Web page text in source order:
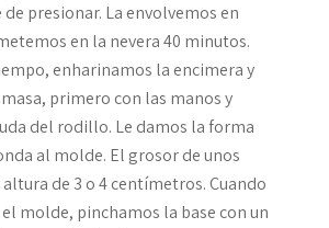
de presionar. La envolvemos en
en la nevera 40 minutos.
enharinamos la encimera y
primero con las manos y
del rodillo. Le damos la forma
al molde. El grosor de unos
de 3 o 4 centímetros. Cuando
molde, pinchamos la base con un